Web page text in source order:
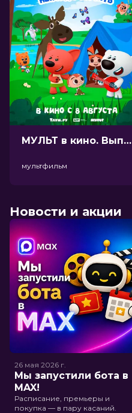
МУЛЬТ в кино. Выпуск №198. Некогда скучать (0+)
мультфильм
Новости и акции
26 мая 2026 г.
Мы запустили бота в
MAX!
Расписание, премьеры и
покупка — в пару касаний.